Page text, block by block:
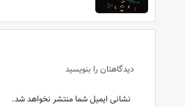
دیدگاهتان را بنویسید
نشانی ایمیل شما منتشر نخواهد شد.